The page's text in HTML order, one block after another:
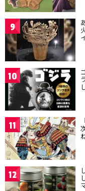
9
10
11
12